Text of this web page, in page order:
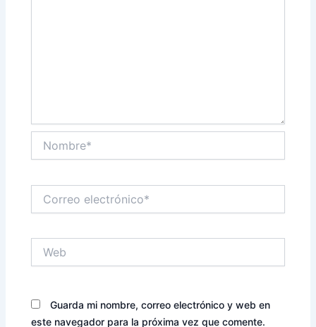
electrónico*
Guarda mi nombre, correo electrónico y web en
este navegador para la próxima vez que comente.